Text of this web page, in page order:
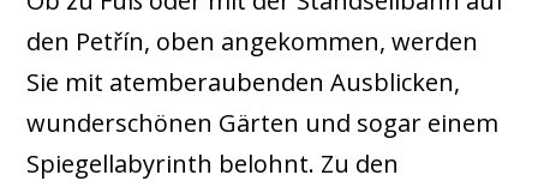
den Petřín, oben angekommen, werden
Sie mit atemberaubenden Ausblicken,
wunderschönen Gärten und sogar einem
Spiegellabyrinth belohnt. Zu den